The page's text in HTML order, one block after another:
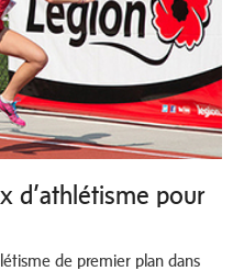
d’athlétisme pour
de premier plan dans